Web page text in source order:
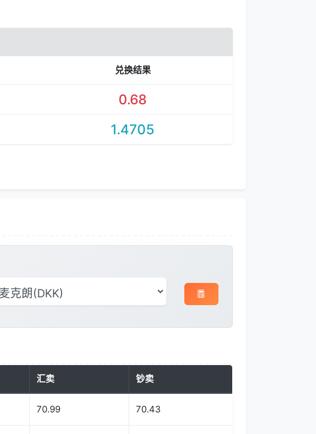
兑换结果
0.68
1.4705
汇卖 钞卖
70.99 70.43